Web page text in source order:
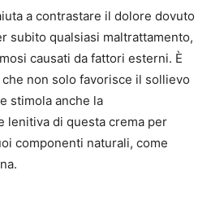
a contrastare il dolore dovuto
subito qualsiasi maltrattamento,
causati da fattori esterni. È
non solo favorisce il sollievo
stimola anche la
lenitiva di questa crema per
componenti naturali, come